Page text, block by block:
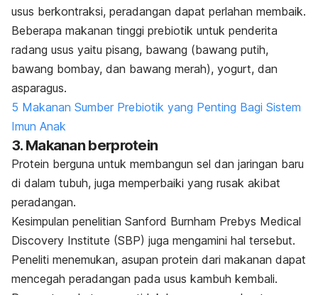
usus berkontraksi, peradangan dapat perlahan membaik.
Beberapa makanan tinggi prebiotik untuk penderita
radang usus yaitu pisang, bawang (bawang putih,
bawang bombay, dan bawang merah), yogurt, dan
asparagus.
5 Makanan Sumber Prebiotik yang Penting Bagi Sistem
Imun Anak
3. Makanan berprotein
Protein berguna untuk membangun sel dan jaringan baru
di dalam tubuh, juga memperbaiki yang rusak akibat
peradangan.
Kesimpulan penelitian Sanford Burnham Prebys Medical
Discovery Institute (SBP) juga mengamini hal tersebut.
Peneliti menemukan, asupan protein dari makanan dapat
mencegah peradangan pada usus kambuh kembali.